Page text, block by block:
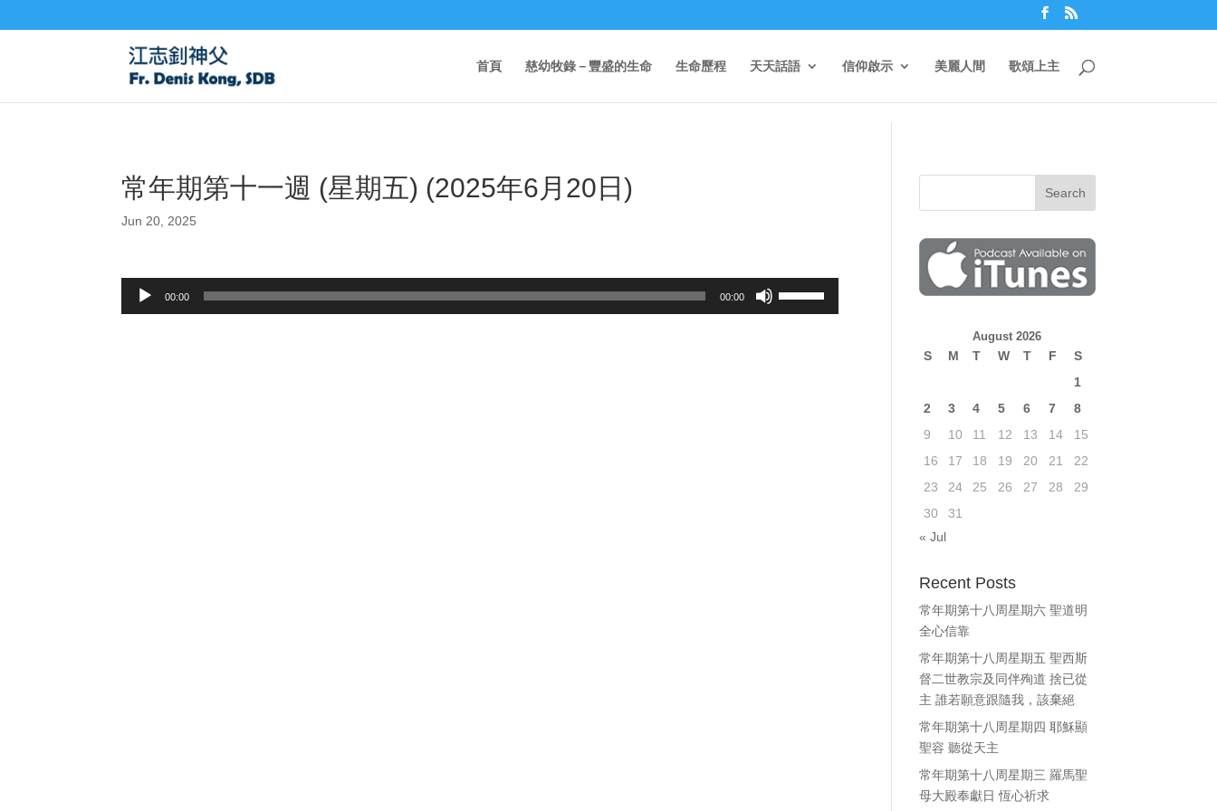
首頁 慈幼牧錄－豐盛的生命 生命歷程 天天話語 信仰啟示 美麗人間 歌頌上主
常年期第十一週 (星期五) (2025年6月20日)
Jun 20, 2025
Audio
00:00 00:00
August 2026
S M T W T F
S
1
2
3 4 5 6 7
8
9
10 11 12 13 14
15
16
17 18 19 20 21
22
23
24 25 26 27 28
29
30
31
« Jul
Recent Posts
常年期第十八周星期六 聖道明
全心信靠
常年期第十八周星期五 聖西斯
督二世教宗及同伴殉道 捨已從
主 誰若願意跟隨我，該棄絕
常年期第十八周星期四 耶穌顯
聖容 聽從天主
常年期第十八周星期三 羅馬聖
母大殿奉獻日 恆心祈求